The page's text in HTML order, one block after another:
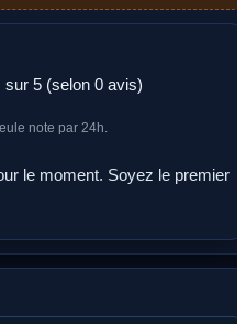
sur 5 (selon 0 avis)
note par 24h.
le moment. Soyez le premier